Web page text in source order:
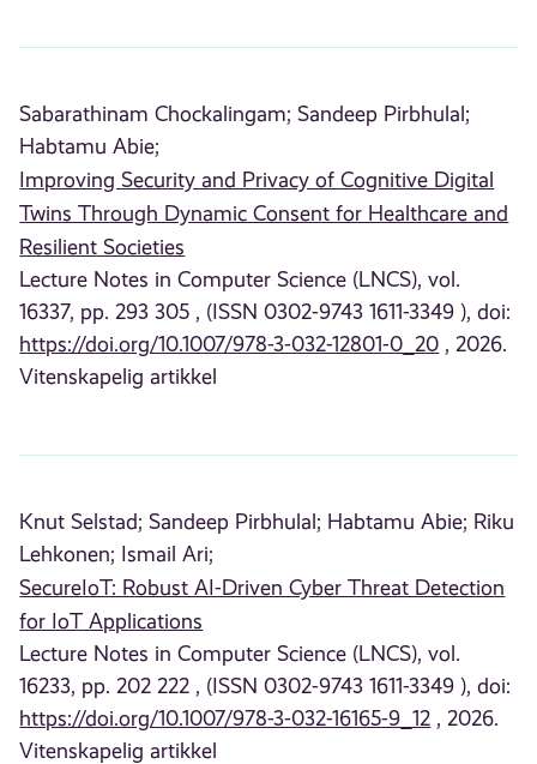
Sabarathinam Chockalingam; Sandeep Pirbhulal;
Habtamu Abie;
Improving Security and Privacy of Cognitive Digital
Twins Through Dynamic Consent for Healthcare and
Resilient Societies
Lecture Notes in Computer Science (LNCS), vol.
16337, pp. 293 305 , (ISSN 0302-9743 1611-3349 ), doi:
https://doi.org/10.1007/978-3-032-12801-0_20 , 2026.
Vitenskapelig artikkel
Knut Selstad; Sandeep Pirbhulal; Habtamu Abie; Riku
Lehkonen; Ismail Ari;
SecureIoT: Robust AI-Driven Cyber Threat Detection
for IoT Applications
Lecture Notes in Computer Science (LNCS), vol.
16233, pp. 202 222 , (ISSN 0302-9743 1611-3349 ), doi:
https://doi.org/10.1007/978-3-032-16165-9_12 , 2026.
Vitenskapelig artikkel